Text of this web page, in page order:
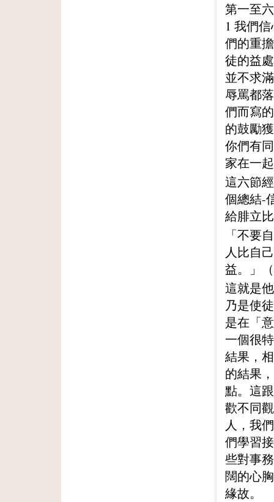
第一至
1 我們
們的重
徒的益
並不求
辱罵都
們而寫
的鼓勵
你們有
家在一
這六節
個總結-
給腓立
「不要
人比自
益。」
這就是
乃是使
是在「
一個很
結果，
的結果
點。這
歡不同
人，我
們學習
些對事
闊的心
緣故。